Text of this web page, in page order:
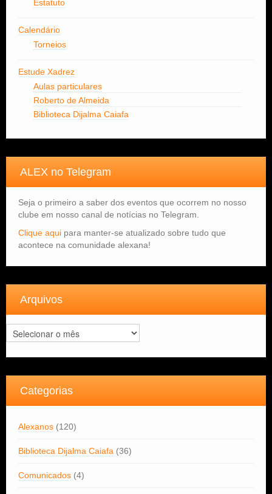
Estatuto
Calendário
Torneios
Estude Xadrez
Aulas particulares
Roberto de Almeida
Biblioteca Dijalma Caiafa
ALEX no Telegram
Seja o primeiro a saber dos eventos que ocorrem no nosso
clube em nosso canal de notícias no Telegram.
Clique aqui para manter-se atualizado sobre tudo que
acontece na comunidade alexana!
Arquivos
Arquivos
Categorias
Alexanos (120)
Biblioteca Dijalma Caiafa (36)
Comunicados (4)